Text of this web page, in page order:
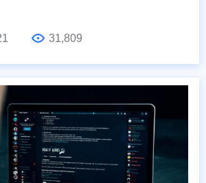
31,809